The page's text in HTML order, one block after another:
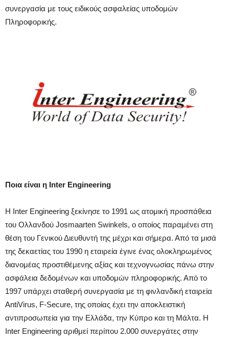
συνεργασία με τους ειδικούς ασφαλείας υποδομών
Πληροφορικής.
Ποια είναι η Inter Engineering
Η Inter Engineering ξεκίνησε το 1991 ως ατομική προσπάθεια
του Ολλανδού Josmaarten Swinkels, o οποίος παραμένει στη
θέση του Γενικού Διευθυντή της μέχρι και σήμερα. Από τα μισά
της δεκαετίας του 1990 η εταιρεία έγινε ένας ολοκληρωμένος
διανομέας προστιθέμενης αξίας και τεχνογνωσίας πάνω στην
ασφάλεια δεδομένων και υποδομών πληροφορικής. Από το
1997 υπάρχει σταθερή συνεργασία με τη φινλανδική εταιρεία
AntiVirus, F-Secure, της οποίας έχει την αποκλειστική
αντιπροσωπεία για την Ελλάδα, την Κύπρο και τη Μάλτα. Η
Inter Engineering αριθμεί περίπου 2.000 συνεργάτες στην